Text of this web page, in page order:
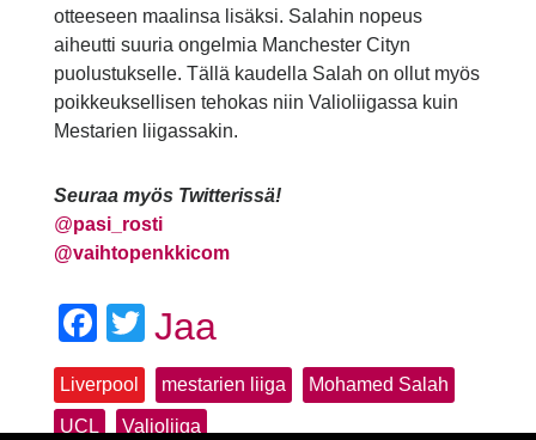
otteeseen maalinsa lisäksi. Salahin nopeus
aiheutti suuria ongelmia Manchester Cityn
puolustukselle. Tällä kaudella Salah on ollut myös
poikkeuksellisen tehokas niin Valioliigassa kuin
Mestarien liigassakin.
Seuraa myös Twitterissä!
@pasi_rosti
@vaihtopenkkicom
Facebook
Twitter
Jaa
Liverpool mestarien liiga Mohamed Salah
UCL Valioliiga